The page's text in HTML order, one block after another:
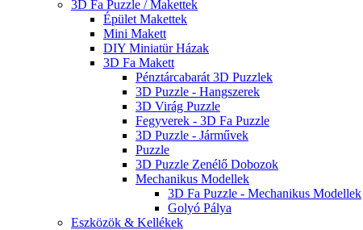
3D Fa Puzzle / Makettek
Épület Makettek
Mini Makett
DIY Miniatür Házak
3D Fa Makett
Pénztárcabarát 3D Puzzlek
3D Puzzle - Hangszerek
3D Virág Puzzle
Fegyverek - 3D Fa Puzzle
3D Puzzle - Járművek
Puzzle
3D Puzzle Zenélő Dobozok
Mechanikus Modellek
3D Fa Puzzle - Mechanikus Modellek
Golyó Pálya
Eszközök & Kellékek